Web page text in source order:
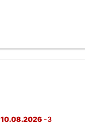
10.08.2026 -3